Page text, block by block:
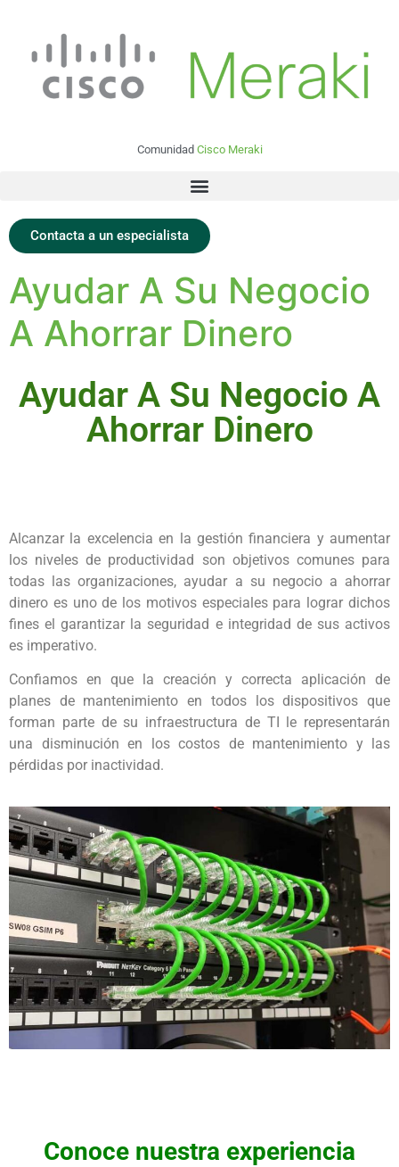
Comunidad Cisco Meraki
Contacta a un especialista
Ayudar A Su Negocio
A Ahorrar Dinero
Ayudar A Su Negocio A
Ahorrar Dinero
Alcanzar la excelencia en la gestión financiera y aumentar
los niveles de productividad son objetivos comunes para
todas las organizaciones, ayudar a su negocio a ahorrar
dinero es uno de los motivos especiales para lograr dichos
fines el garantizar la seguridad e integridad de sus activos
es imperativo.
Confiamos en que la creación y correcta aplicación de
planes de mantenimiento en todos los dispositivos que
forman parte de su infraestructura de TI le representarán
una disminución en los costos de mantenimiento y las
pérdidas por inactividad.
Conoce nuestra experiencia